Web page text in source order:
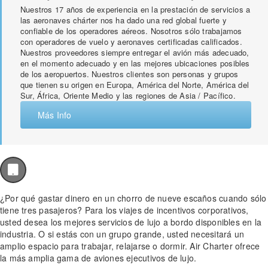
Nuestros 17 años de experiencia en la prestación de servicios a
las aeronaves chárter nos ha dado una red global fuerte y
confiable de los operadores aéreos. Nosotros sólo trabajamos
con operadores de vuelo y aeronaves certificadas calificados.
Nuestros proveedores siempre entregar el avión más adecuado,
en el momento adecuado y en las mejores ubicaciones posibles
de los aeropuertos. Nuestros clientes son personas y grupos
que tienen su origen en Europa, América del Norte, América del
Sur, África, Oriente Medio y las regiones de Asia / Pacífico.
Más Info
¿Por qué gastar dinero en un chorro de nueve escaños cuando sólo
tiene tres pasajeros? Para los viajes de incentivos corporativos,
usted desea los mejores servicios de lujo a bordo disponibles en la
industria. O si estás con un grupo grande, usted necesitará un
amplio espacio para trabajar, relajarse o dormir. Air Charter ofrece
la más amplia gama de aviones ejecutivos de lujo.